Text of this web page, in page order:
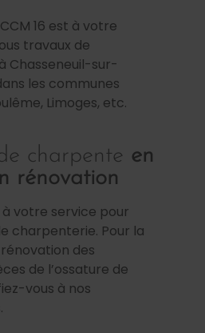
16 est à votre
travaux de
Chasseneuil-sur-
les communes
Limoges, etc.
charpente en
rénovation
à votre service pour
charpenterie. Pour la
des
de l’ossature de
vous à nos